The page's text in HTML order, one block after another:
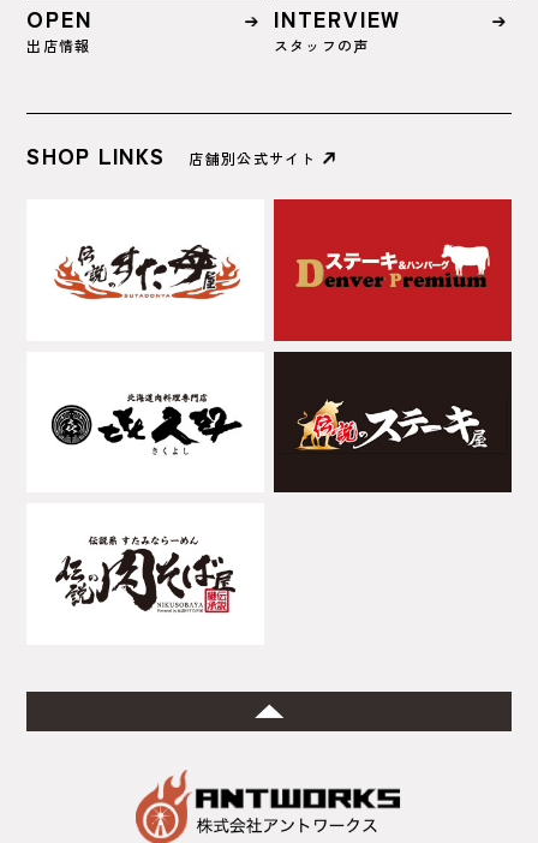
OPEN
出店情報
INTERVIEW
スタッフの声
SHOP LINKS 店舗別公式サイト